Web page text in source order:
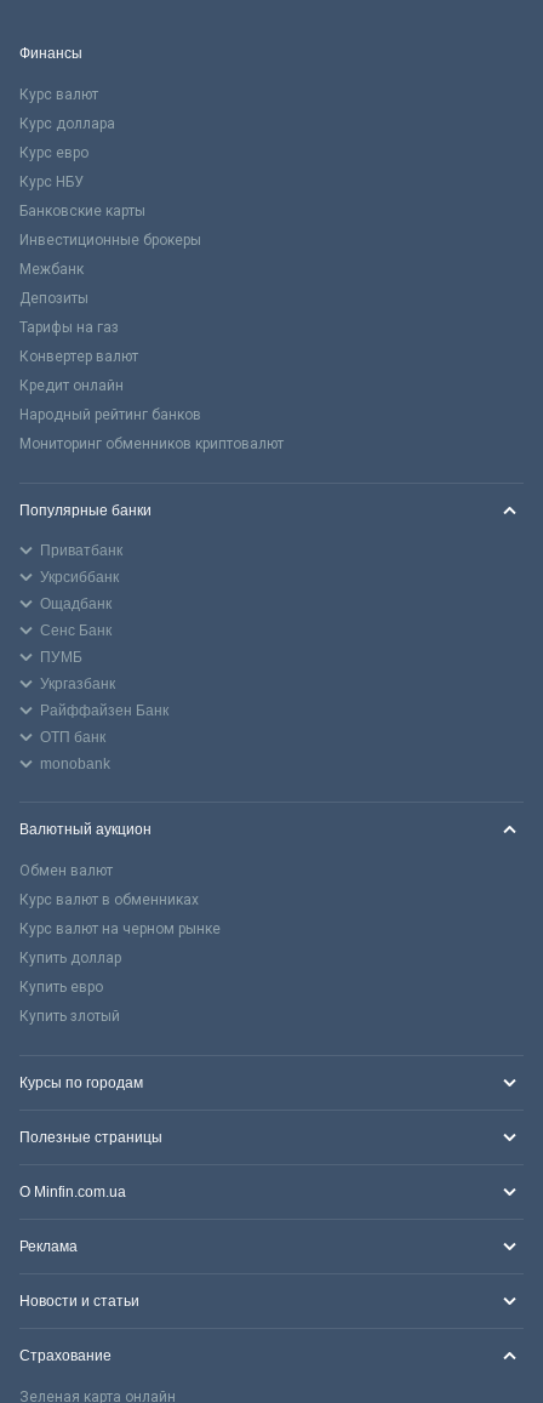
Финансы
Курс валют
Курс доллара
Курс евро
Курс НБУ
Банковские карты
Инвестиционные брокеры
Межбанк
Депозиты
Тарифы на газ
Конвертер валют
Кредит онлайн
Народный рейтинг банков
Мониторинг обменников криптовалют
Популярные банки
Приватбанк
Укрсиббанк
Ощадбанк
Сенс Банк
ПУМБ
Укргазбанк
Райффайзен Банк
ОТП банк
monobank
Валютный аукцион
Обмен валют
Курс валют в обменниках
Курс валют на черном рынке
Купить доллар
Купить евро
Купить злотый
Курсы по городам
Полезные страницы
О Minfin.com.ua
Реклама
Новости и статьи
Страхование
Зеленая карта онлайн